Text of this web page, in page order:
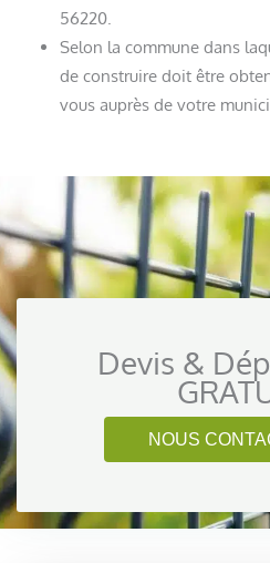
56220.
Selon la commune dans
de construire doit être
vous auprès de votre
Devis &
NOUS